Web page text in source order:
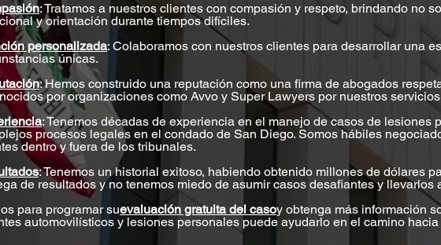
: Tratamos a nuestros clientes con compasión y respeto, brindando no
y orientación durante tiempos difíciles.
personalizada: Colaboramos con nuestros clientes para desarrollar una
únicas.
: Hemos construido una reputación como una firma de abogados
por organizaciones como Avvo y Super Lawyers por nuestros
: Tenemos décadas de experiencia en el manejo de casos de lesiones
procesos legales en el condado de San Diego. Somos hábiles
dentro y fuera de los tribunales.
: Tenemos un historial exitoso, habiendo obtenido millones de dólares
de resultados y no tenemos miedo de asumir casos desafiantes y llevarlos
para programar suevaluación gratuita del casoy obtenga más información
automovilísticos y lesiones personales puede ayudarlo en el camino